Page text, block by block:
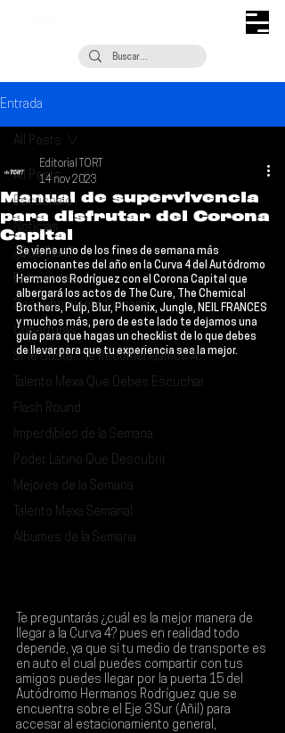
Entrada
All Posts
Escúchalo
Noticias
¿Qué Plan?
Entrevistas
Descubrimiento Semanal
Coberturas
Si Te Gusta... Te Recomendamos A...
Talento Mexa Que Debes Escuchar
Flash Round
Imperdibles de la Semana
Poder Latino Que Descubrir
Mejores de la Semana
Talento Mexa Semanal
Álbumes de la Semana
All Posts
Manual de supervivencia
para disfrutar del Corona
Capital
Editorial TORT
14 nov 2023
Se viene uno de los fines de semana más
emocionantes del año en la Curva 4 del Autódromo
Hermanos Rodríguez con el Corona Capital que
albergará los actos de
The Cure, The Chemical
Brothers, Pulp, Blur, Phoenix, Jungle, NEIL FRANCES
y muchos más, pero de este lado te dejamos una
guía para que hagas un checklist de lo que debes
de llevar para que tu experiencia sea la mejor.
Te preguntarás ¿cuál es la mejor manera de
llegar a la Curva 4? pues en realidad todo
depende, ya que si tu medio de transporte es
en auto el cual puedes compartir con tus
amigos puedes llegar por la puerta 15 del
Autódromo Hermanos Rodríguez que se
encuentra sobre el Eje 3 Sur (Añil) para
accesar al estacionamiento general,